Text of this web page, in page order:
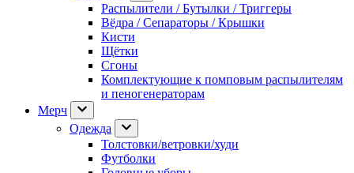
Распылители / Бутылки / Триггеры
Вёдра / Сепараторы / Крышки
Кисти
Щётки
Сгоны
Комплектующие к помповым распылителям
и пеногенераторам
Мерч
Одежда
Толстовки/ветровки/худи
Футболки